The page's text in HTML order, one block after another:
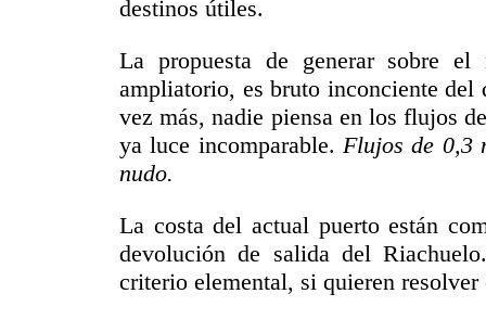
destinos útiles.
La propuesta de generar sobre
ampliatorio, es bruto inconciente
vez más, nadie piensa en los flujos
ya luce incomparable. Flujos de 0,3
nudo.
La costa del actual puerto están
devolución de salida del
criterio elemental, si quieren